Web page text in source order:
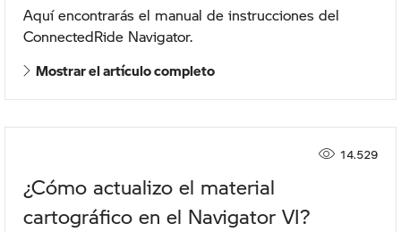
Aquí encontrarás el manual de instrucciones del
ConnectedRide Navigator.
Mostrar el artículo completo
14.529
¿Cómo actualizo el material
cartográfico en el Navigator VI?